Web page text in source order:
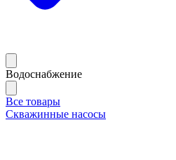
Водоснабжение
Все товары
Скважинные насосы